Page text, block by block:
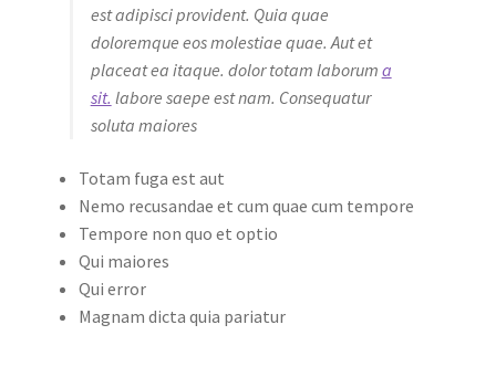
est adipisci provident. Quia quae
doloremque eos molestiae quae. Aut et
placeat ea itaque. dolor totam laborum a
sit. labore saepe est nam. Consequatur
soluta maiores
Totam fuga est aut
Nemo recusandae et cum quae cum tempore
Tempore non quo et optio
Qui maiores
Qui error
Magnam dicta quia pariatur